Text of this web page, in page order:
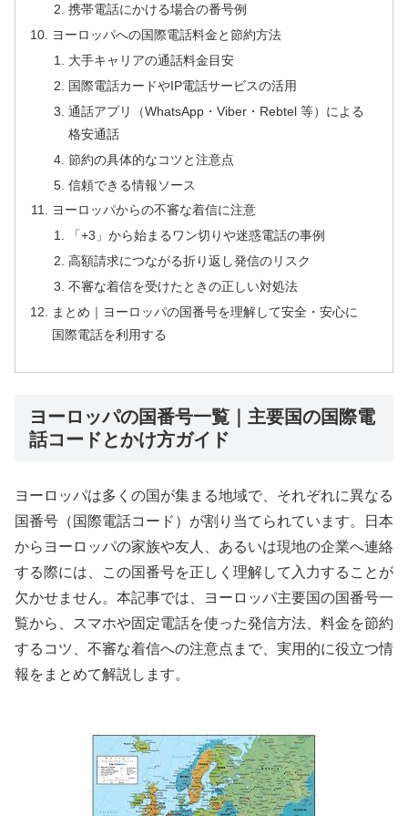
携帯電話にかける場合の番号例
ヨーロッパへの国際電話料金と節約方法
大手キャリアの通話料金目安
国際電話カードやIP電話サービスの活用
通話アプリ（WhatsApp・Viber・Rebtel 等）による
格安通話
節約の具体的なコツと注意点
信頼できる情報ソース
ヨーロッパからの不審な着信に注意
「+3」から始まるワン切りや迷惑電話の事例
高額請求につながる折り返し発信のリスク
不審な着信を受けたときの正しい対処法
まとめ｜ヨーロッパの国番号を理解して安全・安心に
国際電話を利用する
ヨーロッパの国番号一覧｜主要国の国際電
話コードとかけ方ガイド
ヨーロッパは多くの国が集まる地域で、それぞれに異なる
国番号（国際電話コード）が割り当てられています。日本
からヨーロッパの家族や友人、あるいは現地の企業へ連絡
する際には、この国番号を正しく理解して入力することが
欠かせません。本記事では、ヨーロッパ主要国の国番号一
覧から、スマホや固定電話を使った発信方法、料金を節約
するコツ、不審な着信への注意点まで、実用的に役立つ情
報をまとめて解説します。